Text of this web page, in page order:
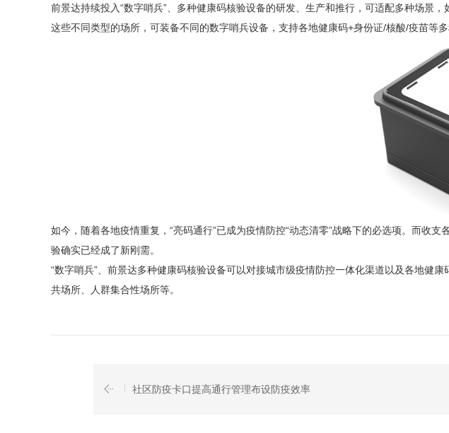
前景达持续投入“数字哨兵”、多种健康码核验设备的研发、生产和推行，可适配多种场景
这些不同类型的场所，可装备不同的数字哨兵设备，支持各地健康码+身份证/核酸/疫苗等
如今，随着各地疫情重复， “亮码通行”已成为疫情防控“动态清零”战略下的必选项。而收
验确实已经成了新刚需。
“数字哨兵”、前景达多种健康码核验设备可以对接城市级疫情防控一体化渠道以及各地健
共场所、人群集合性场所等。
社区防疫卡口提高通行管理布设防疫效率